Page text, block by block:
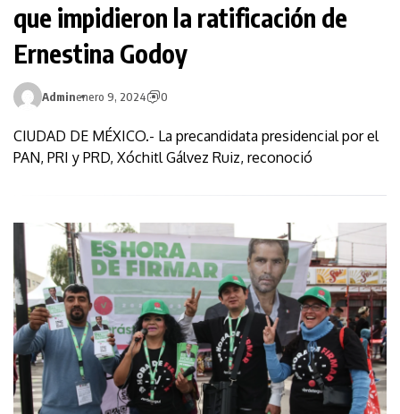
que impidieron la ratificación de
Ernestina Godoy
Adminenero 9, 2024 0
CIUDAD DE MÉXICO.- La precandidata presidencial por el
PAN, PRI y PRD, Xóchitl Gálvez Ruiz, reconoció